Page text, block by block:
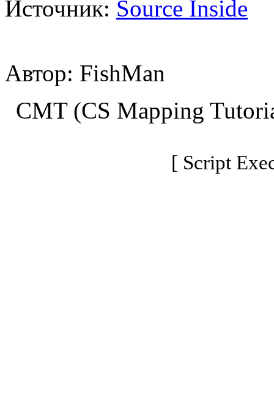
Источник: Source Inside
Автор: FishMan
CMT (CS Mapping
[ Script